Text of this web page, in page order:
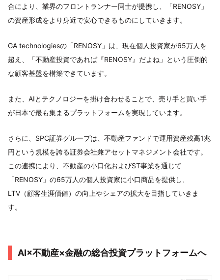
合により、業界のフロントランナー同士が提携し、「RENOSY」
の資産形成をより身近で安心できるものにしていきます。
GA technologiesの「RENOSY」は、現在個人投資家が65万人を
超え、「不動産投資であれば『RENOSY』だよね」という圧倒的
な顧客基盤を構築できています。
また、AIとテクノロジーを掛け合わせることで、売り手と買い手
が日本で最も集まるプラットフォームを実現しています。
さらに、SPC証券グループは、不動産ファンドで運用資産残高1兆
円という規模を誇る証券会社兼アセットマネジメント会社です。
この連携により、不動産の小口化およびST事業を通じて
「RENOSY」の65万人の個人投資家に小口商品を提供し、
LTV（顧客生涯価値）の向上やシェアの拡大を目指していきま
す。
AI×不動産×金融の総合投資プラットフォームへ